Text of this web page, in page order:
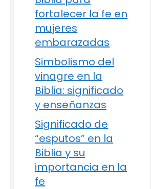
fortalecer la fe en
mujeres
embarazadas
Simbolismo del
vinagre en la
Biblia: significado
y enseñanzas
Significado de
“esputos” en la
Biblia y su
importancia en la
fe